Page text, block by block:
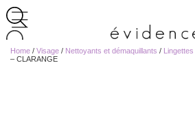
de
produits
Home / Visage / Nettoyants et démaquillants / Lingettes
– CLARANGE